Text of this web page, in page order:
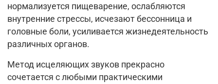
нормализуется пищеварение, ослабляются
внутренние стрессы, исчезают бессонница и
головные боли, усиливается жизнедеятельность
различных органов.
Метод исцеляющих звуков прекрасно
сочетается с любыми практическими